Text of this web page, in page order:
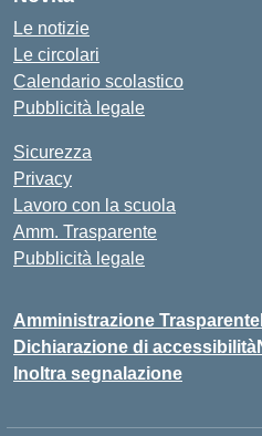
Le notizie
Le circolari
Calendario scolastico
Pubblicità legale
Sicurezza
Privacy
Lavoro con la scuola
Amm. Trasparente
Pubblicità legale
Amministrazione Trasparente
Dichiarazione di accessibilità
Inoltra segnalazione